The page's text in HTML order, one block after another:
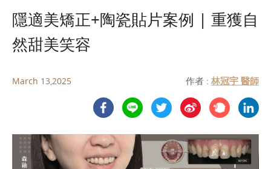
隱適美矯正+陶瓷貼片案例 | 重獲自
然甜美笑容
March 13,2025 作者 : 林冠宇 醫師